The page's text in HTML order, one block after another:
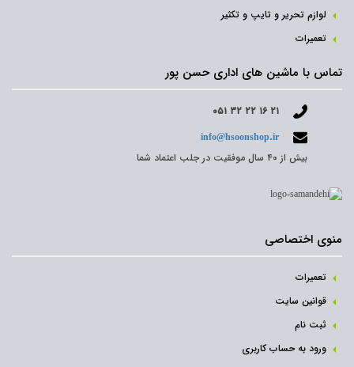
لوازم تحریر و تایپ و تکثیر
تعمیرات
تماس با ماشین های اداری حسن پور
۰۵۱ ۳۲ ۲۲ ۱۶ ۲۱
info@hsoonshop.ir
بیش از ۴۰ سال موفقیت در جلب اعتماد شما
منوی اختصاصی
تعمیرات
قوانین سایت
ثبت نام‌
ورود به حساب کاربری